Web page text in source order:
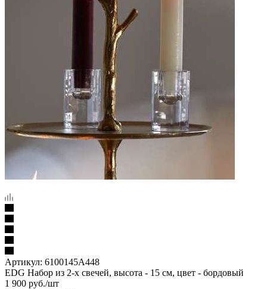
Артикул: 6100145A448
EDG Набор из 2-х свечей, высота - 15 см, цвет - бордовый
1 900 руб./шт